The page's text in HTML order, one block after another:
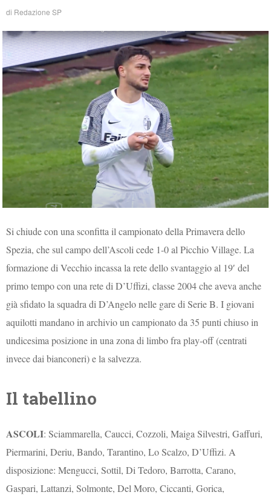
di Redazione SP
Si chiude con una sconfitta il campionato della Primavera dello
Spezia, che sul campo dell’Ascoli cede 1-0 al Picchio Village. La
formazione di Vecchio incassa la rete dello svantaggio al 19′ del
primo tempo con una rete di D’Uffizi, classe 2004 che aveva anche
già sfidato la squadra di D’Angelo nelle gare di Serie B. I giovani
aquilotti mandano in archivio un campionato da 35 punti chiuso in
undicesima posizione in una zona di limbo fra play-off (centrati
invece dai bianconeri) e la salvezza.
Il tabellino
ASCOLI: Sciammarella, Caucci, Cozzoli, Maiga Silvestri, Gaffuri,
Piermarini, Deriu, Bando, Tarantino, Lo Scalzo, D’Uffizi. A
disposizione: Mengucci, Sottil, Di Tedoro, Barrotta, Carano,
Gaspari, Lattanzi, Solmonte, Del Moro, Ciccanti, Gorica,